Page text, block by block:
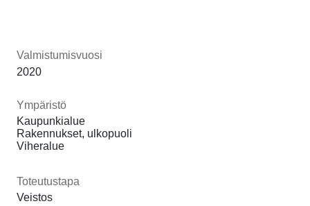
Valmistumisvuosi
2020
Ympäristö
Kaupunkialue
Rakennukset, ulkopuoli
Viheralue
Toteutustapa
Veistos